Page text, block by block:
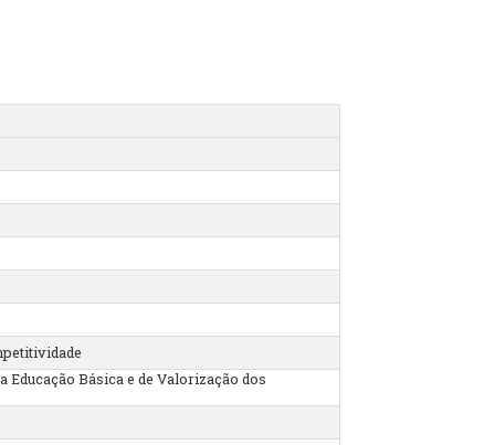
Educação Básica e de Valorização dos